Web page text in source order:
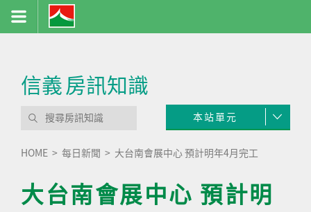
信義房訊知識
本站單元
HOME 每日新聞 大台南會展中心 預計明年4月完工
大台南會展中心 預計明